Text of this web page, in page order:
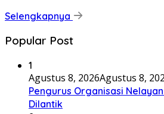
Selengkapnya
Popular Post
1
Agustus 8, 2026Agustus 8,
Pengurus Organisasi Nelayan
Dilantik